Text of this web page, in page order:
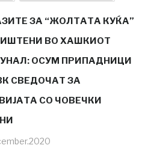
ЗА “ЖОЛТАТА КУЌА”
ВО ХАШКИОТ
ОСУМ ПРИПАДНИЦИ
СВЕДОЧАТ ЗА
СО ЧОВЕЧКИ